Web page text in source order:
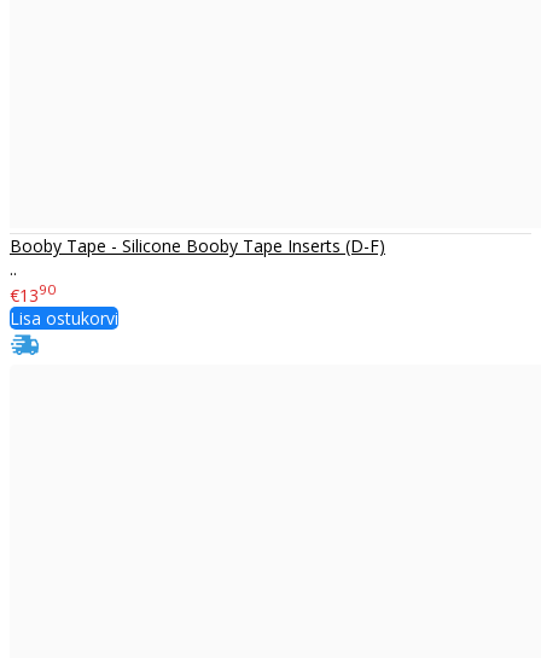
Booby Tape - Silicone Booby Tape Inserts (D-F)
..
€1390
Lisa ostukorvi